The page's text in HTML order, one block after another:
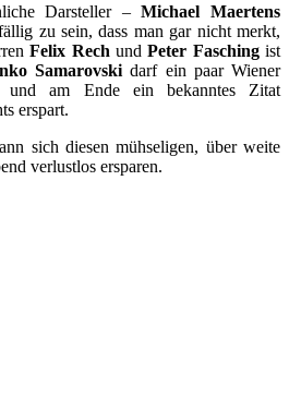
Darsteller –Michael Maertens
zu sein, dass man gar nicht merkt,
Felix Rech undPeter Faschingist
Samarovski darf ein paar Wiener
und am Ende ein bekanntes Zitat
erspart.
sich diesen mühseligen, über weite
verlustlos ersparen.